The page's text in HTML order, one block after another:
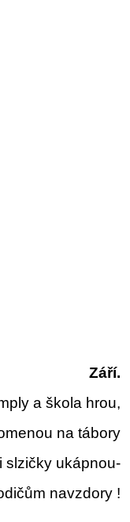
Září.
a škola hrou,
na tábory
slzičky ukápnou-
navzdory !